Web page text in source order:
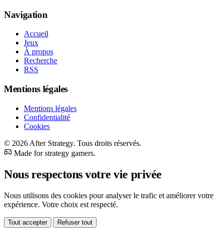
Navigation
Accueil
Jeux
À propos
Recherche
RSS
Mentions légales
Mentions légales
Confidentialité
Cookies
© 2026 After Strategy. Tous droits réservés.
Made for strategy gamers.
Nous respectons votre vie privée
Nous utilisons des cookies pour analyser le trafic et améliorer votre
expérience. Votre choix est respecté.
Tout accepter Refuser tout